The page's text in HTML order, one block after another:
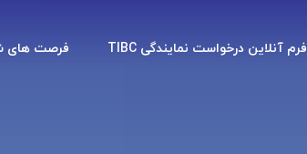
فرم آنلاین درخواست نمایندگی TIBC فرصت های